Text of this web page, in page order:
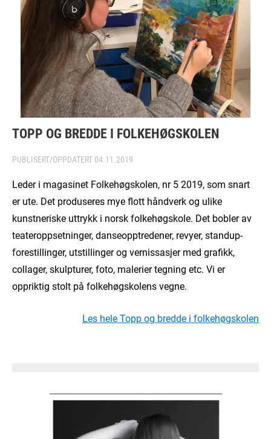
TOPP OG BREDDE I FOLKEHØGSKOLEN
PUBLISERT/OPPDATERT 04.11.2019
Leder i magasinet Folkehøgskolen, nr 5 2019, som snart
er ute. Det produseres mye flott håndverk og ulike
kunstneriske uttrykk i norsk folkehøgskole. Det bobler av
teateroppsetninger, danseopptredener, revyer, standup-
forestillinger, utstillinger og vernissasjer med grafikk,
collager, skulpturer, foto, malerier tegning etc. Vi er
oppriktig stolt på folkehøgskolens vegne.
Les hele Topp og bredde i folkehøgskolen